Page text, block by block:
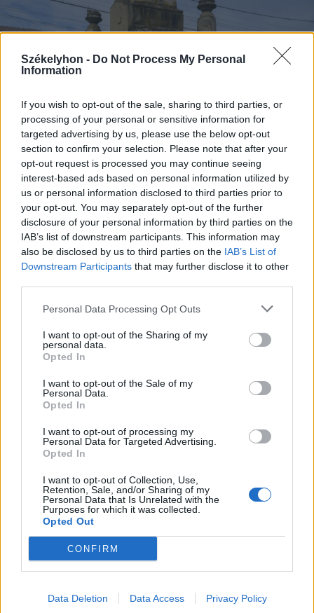
Székelyhon - Do Not Process My Personal
Information
If you wish to opt-out of the sale, sharing to third parties, or
processing of your personal or sensitive information for
targeted advertising by us, please use the below opt-out
section to confirm your selection. Please note that after your
opt-out request is processed you may continue seeing
interest-based ads based on personal information utilized by
us or personal information disclosed to third parties prior to
your opt-out. You may separately opt-out of the further
disclosure of your personal information by third parties on the
IAB’s list of downstream participants. This information may
also be disclosed by us to third parties on the IAB’s List of
Downstream Participants that may further disclose it to other
Personal Data Processing Opt Outs
I want to opt-out of the Sharing of my
personal data.
Opted In
I want to opt-out of the Sale of my
Personal Data.
Opted In
I want to opt-out of processing my
Personal Data for Targeted Advertising.
Opted In
I want to opt-out of Collection, Use,
Retention, Sale, and/or Sharing of my
Personal Data that Is Unrelated with the
Purposes for which it was collected.
Opted Out
CONFIRM
Data Deletion Data Access Privacy Policy
2025. szeptember 06., szombat
Huszár- és katonadal-találkozó
Több mint kétezer előkészítős kap